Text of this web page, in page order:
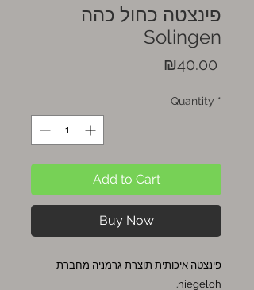
פינצטה כחול כהה
Solingen
₪40.00
Quantity *
Add to Cart
Buy Now
פינצטה איכותית תוצרת גרמניה מחברת
niegeloh.